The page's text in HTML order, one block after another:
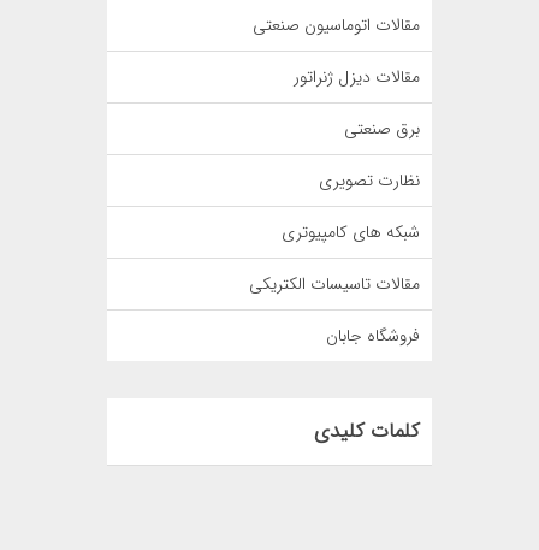
مقالات اتوماسیون صنعتی
مقالات دیزل ژنراتور
برق صنعتی
نظارت تصویری
شبکه های کامپیوتری
مقالات تاسیسات الکتریکی
فروشگاه جابان
کلمات کلیدی